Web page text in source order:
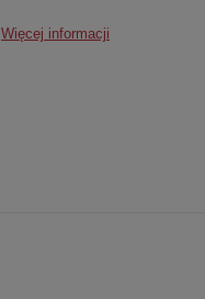
Więcej informacji